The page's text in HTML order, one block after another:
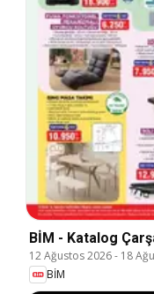
BİM - Katalog
12 Ağustos 2026- 18
BİM